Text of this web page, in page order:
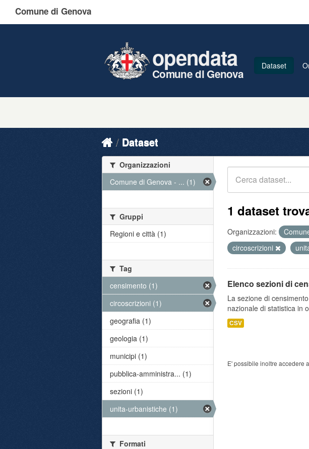
Comune di Genova
opendata
Comune di Genova
Dataset
Dataset
1 dataset
Organizzazioni:
circoscrizioni
Elenco sezioni di
La sezione di
nazionale di statistica in
CSV
E' possibile inoltre accedere
Organizzazioni
Comune di Genova - ... (1)
Gruppi
Regioni e città (1)
Tag
censimento (1)
circoscrizioni (1)
geografia (1)
geologia (1)
municipi (1)
pubblica-amministra... (1)
sezioni (1)
unita-urbanistiche (1)
Formati